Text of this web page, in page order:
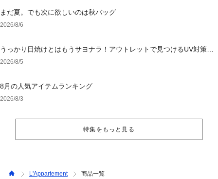
まだ夏。でも次に欲しいのは秋バッグ
2026/8/6
うっかり日焼けとはもうサヨナラ！アウトレットで見つけるUV対策ウ
ェア
2026/8/5
8月の人気アイテムランキング
2026/8/3
特集をもっと見る
L'Appartement 商品一覧